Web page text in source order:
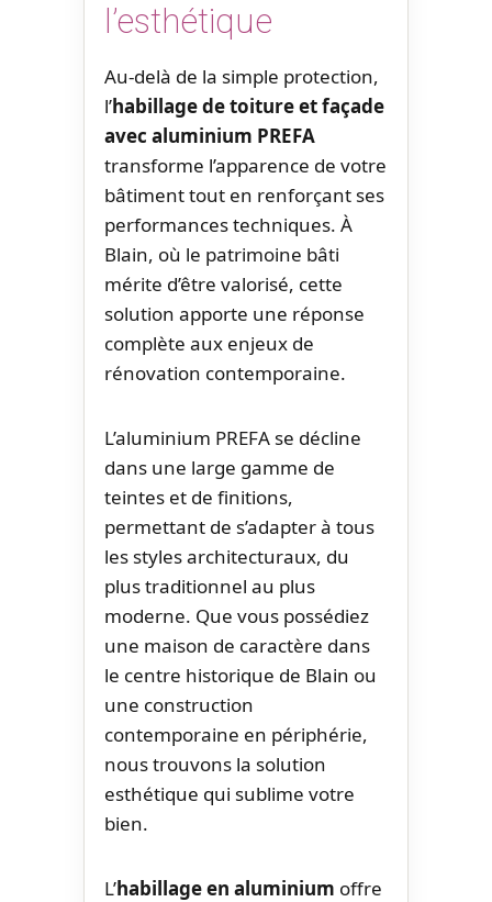
l’esthétique
Au-delà de la simple protection,
l’habillage de toiture et façade
avec aluminium PREFA
transforme l’apparence de votre
bâtiment tout en renforçant ses
performances techniques. À
Blain, où le patrimoine bâti
mérite d’être valorisé, cette
solution apporte une réponse
complète aux enjeux de
rénovation contemporaine.
L’aluminium PREFA se décline
dans une large gamme de
teintes et de finitions,
permettant de s’adapter à tous
les styles architecturaux, du
plus traditionnel au plus
moderne. Que vous possédiez
une maison de caractère dans
le centre historique de Blain ou
une construction
contemporaine en périphérie,
nous trouvons la solution
esthétique qui sublime votre
bien.
L’habillage en aluminium offre